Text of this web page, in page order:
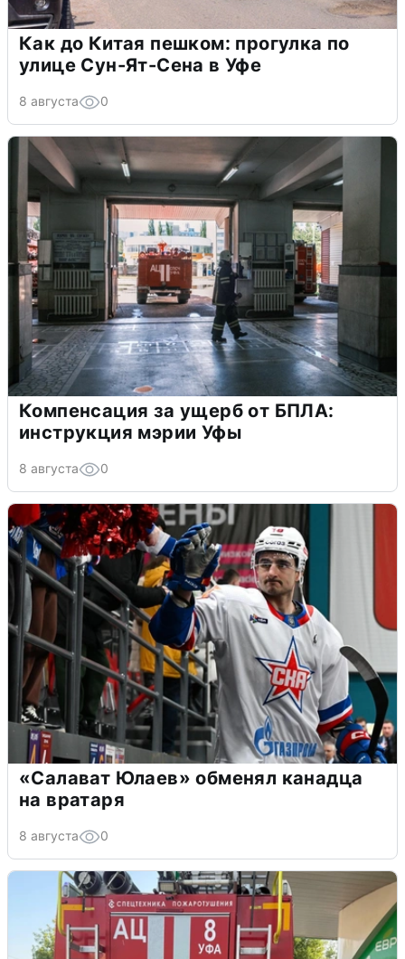
Как до Китая пешком: прогулка по
улице Сун-Ят-Сена в Уфе
8 августа 0
Компенсация за ущерб от БПЛА:
инструкция мэрии Уфы
8 августа 0
«Салават Юлаев» обменял канадца
на вратаря
8 августа 0